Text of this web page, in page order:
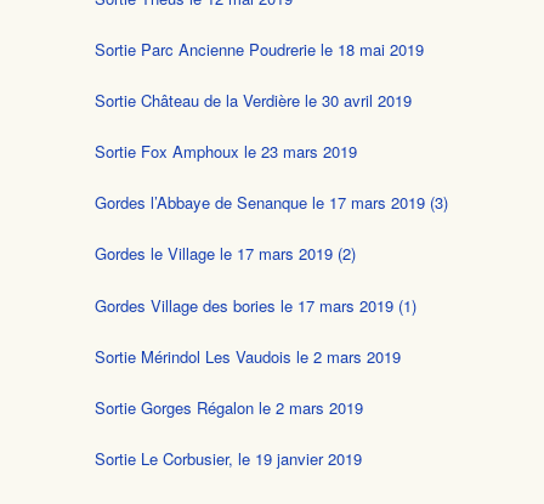
Sortie Parc Ancienne Poudrerie le 18 mai 2019
Sortie Château de la Verdière le 30 avril 2019
Sortie Fox Amphoux le 23 mars 2019
Gordes l’Abbaye de Senanque le 17 mars 2019 (3)
Gordes le Village le 17 mars 2019 (2)
Gordes Village des bories le 17 mars 2019 (1)
Sortie Mérindol Les Vaudois le 2 mars 2019
Sortie Gorges Régalon le 2 mars 2019
Sortie Le Corbusier, le 19 janvier 2019